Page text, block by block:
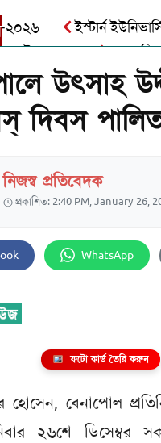
ইস্টার্ন
আত্মশুদ্ধি অর্জন
উৎসাহ
দিবস
নিজস্ব প্রতিবেদক
প্রকাশিত: 2:40 PM, January 26,
WhatsApp
ফটো কার্ড তৈরি করুন
হোসেন, বেনাপোল
২৬শে ডিসেম্বর